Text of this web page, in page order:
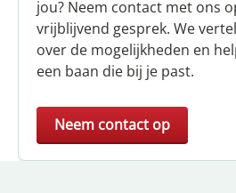
jou? Neem contact met ons
vrijblijvend gesprek. We
over de mogelijkheden en
een baan die bij je past.
Neem contact op